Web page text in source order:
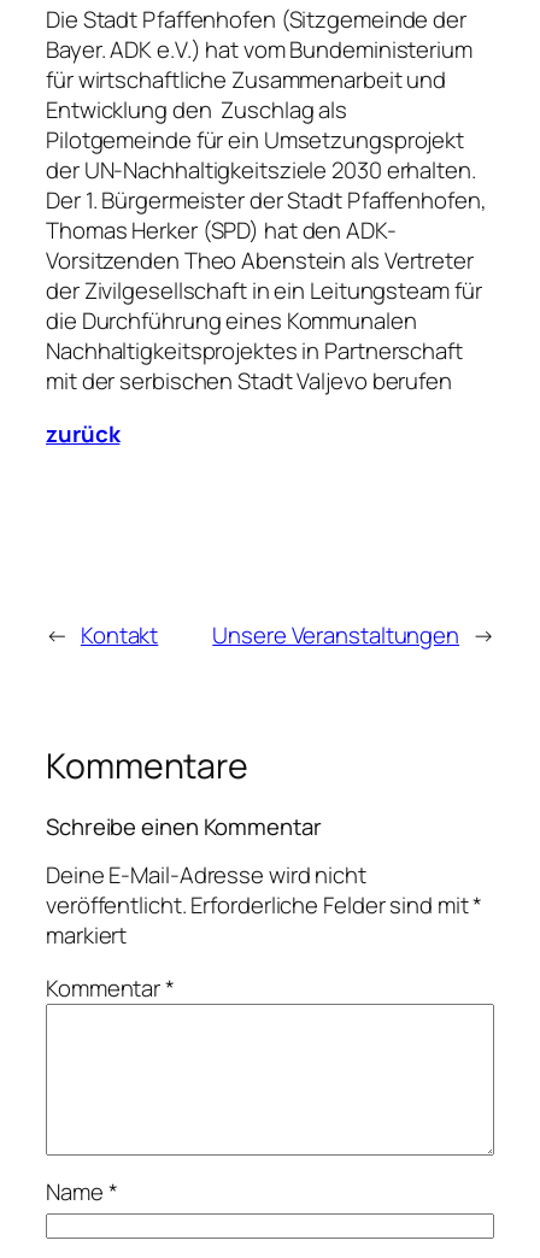
Die Stadt Pfaffenhofen (Sitzgemeinde der
Bayer. ADK e.V.) hat vom Bundeministerium
für wirtschaftliche Zusammenarbeit und
Entwicklung den Zuschlag als
Pilotgemeinde für ein Umsetzungsprojekt
der UN-Nachhaltigkeitsziele 2030 erhalten.
Der 1. Bürgermeister der Stadt Pfaffenhofen,
Thomas Herker (SPD) hat den ADK-
Vorsitzenden Theo Abenstein als Vertreter
der Zivilgesellschaft in ein Leitungsteam für
die Durchführung eines Kommunalen
Nachhaltigkeitsprojektes in Partnerschaft
mit der serbischen Stadt Valjevo berufen
zurück
← Kontakt Unsere Veranstaltungen →
Kommentare
Schreibe einen Kommentar
Deine E-Mail-Adresse wird nicht
veröffentlicht.Erforderliche Felder sind mit*
markiert
Kommentar*
Name*